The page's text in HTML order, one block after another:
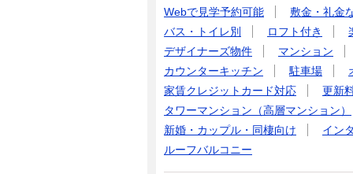
Webで見学予約可能
敷金・礼金
バス・トイレ別
ロフト付き
デザイナーズ物件
マンション
カウンターキッチン
駐車場
家賃クレジットカード対応
更新
タワーマンション（高層マンション）
新婚・カップル・同棲向け
イン
ルーフバルコニー